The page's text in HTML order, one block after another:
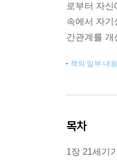
로부터 자
속에서 자
간관계를 개
책의 일부 내
목차
1장 21세기